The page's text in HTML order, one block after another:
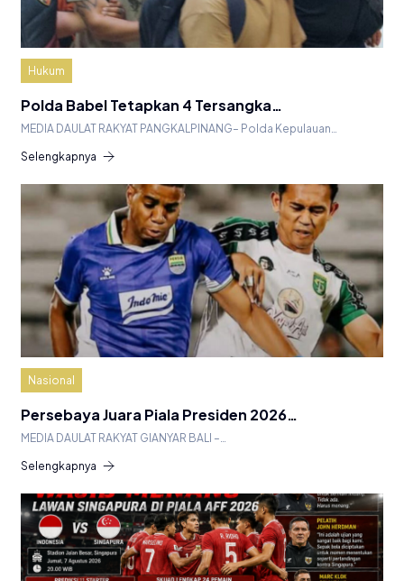
Hukum
Polda Babel Tetapkan 4 Tersangka…
MEDIA DAULAT RAKYAT PANGKALPINANG– Polda Kepulauan…
Selengkapnya
Nasional
Persebaya Juara Piala Presiden 2026…
MEDIA DAULAT RAKYAT GIANYAR BALI –…
Selengkapnya